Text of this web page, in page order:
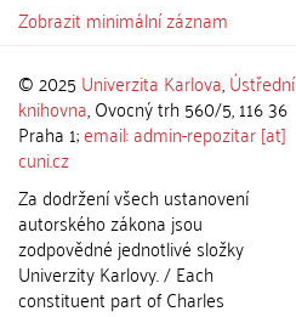
Zobrazit minimální záznam
© 2025 Univerzita Karlova,Ústřední
knihovna, Ovocný trh 560/5, 116 36
Praha 1;email: admin-repozitar [at]
cuni.cz
Za dodržení všech ustanovení
autorského zákona jsou
zodpovědné jednotlivé složky
Univerzity Karlovy. / Each
constituent part of Charles